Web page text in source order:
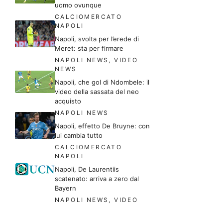
uomo ovunque
CALCIOMERCATO
NAPOLI
Napoli, svolta per l’erede di
Meret: sta per firmare
NAPOLI NEWS ,VIDEO
NEWS
Napoli, che gol di Ndombele: il
video della sassata del neo
acquisto
NAPOLI NEWS
Napoli, effetto De Bruyne: con
lui cambia tutto
CALCIOMERCATO
NAPOLI
Napoli, De Laurentiis
scatenato: arriva a zero dal
Bayern
NAPOLI NEWS ,VIDEO